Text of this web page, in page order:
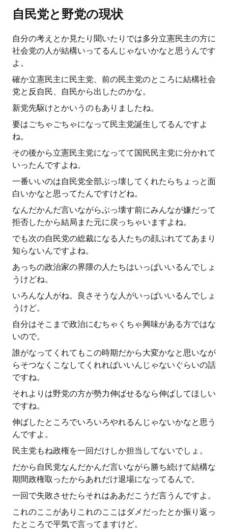
自民党と野党の現状
自分の考えとか見たり聞いたりでは多分立憲民主の方に
社会党の人が結構いってるんじゃないかなと思うんです
よ。
確か立憲民主に民主党、前の民主党のところに結構社会
党と反自民、自民から出したのかな。
新党先駆けとかいうのもありましたね。
要はごちゃごちゃになって民主党誕生してるんですよ
ね。
その後から立憲民主党になってて国民民主党に分かれて
いったんですよね。
一番いいのは自民党全部ぶっ壊してくれたらちょっと面
白いかなと思ってたんですけどね。
なんだかんだ言いながらぶっ壊す前にみんなが嫌だって
拒否したから結局また元に戻っちゃいますよね。
でも次の自民党の総裁になる人たちの顔ぶれててあまり
知らないんですよね。
あっちの政治家の界隈の人たちはいっぱいいるんでしょ
うけどね。
いろんな人がね。良さそうな人がいっぱいいるんでしょ
うけど。
自分はそこまで政治にむちゃくちゃ興味がある方ではな
いので。
誰がなってくれてもこの時期だから大変かなと思いなが
らそつなくこなしてくれればいいんじゃないぐらいの話
ですね。
それよりは野党の方が勢力伸ばせるなら伸ばしてほしい
ですね。
伸ばしたところでいろいろやれるんじゃないかなと思う
んですよ。
民主党もね政権を一回だけしか担当してないでしょ。
だから自民党なんだかんだ言いながら勝ち続けて結構な
期間政権取ったからあれだけ退場になってるんで。
一回で失敗させたらそれはああだこうだ言うんですよ。
これのここがありこれのここはダメだったとか振り返っ
たところで平気で言ってますけど。